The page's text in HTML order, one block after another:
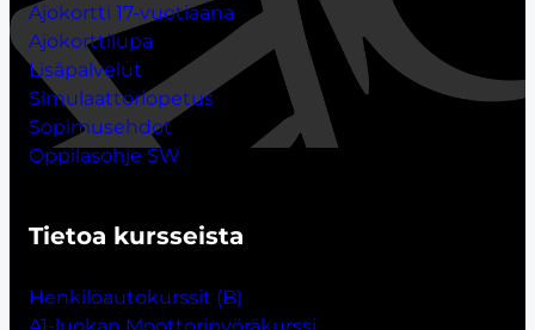
Ajokortti 17-vuotiaana
Ajokorttilupa
Lisäpalvelut
Simulaattoriopetus
Sopimusehdot
Oppilasohje SW
Tietoa kursseista
Henkilöautokurssit (B)
A1-luokan Moottoripyöräkurssi